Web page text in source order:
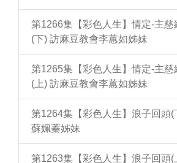
第1266集【彩色人生】情定-主慈
(下) 訪麻豆教會李蕙如姊妹
第1265集【彩色人生】情定-主慈
(上) 訪麻豆教會李蕙如姊妹
第1264集【彩色人生】浪子回頭(
蘇姵蓁姊妹
第1263集【彩色人生】浪子回頭(